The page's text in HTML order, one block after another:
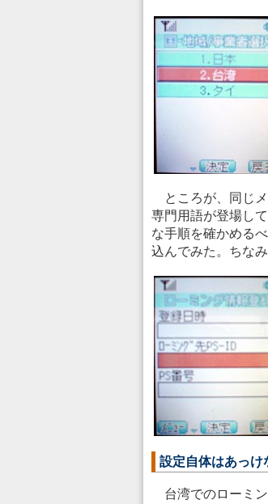
ところが、同じメ
専門用語が登場し
な手順を確かめる
込んでみた。ちな
設定自体はあっけ
台湾でのローミン